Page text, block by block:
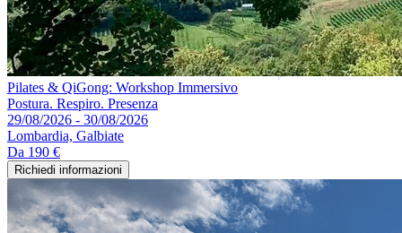
Pilates & QiGong: Workshop Immersivo
Postura. Respiro. Presenza
29/08/2026 - 30/08/2026
Lombardia, Galbiate
Da 190 €
Richiedi informazioni